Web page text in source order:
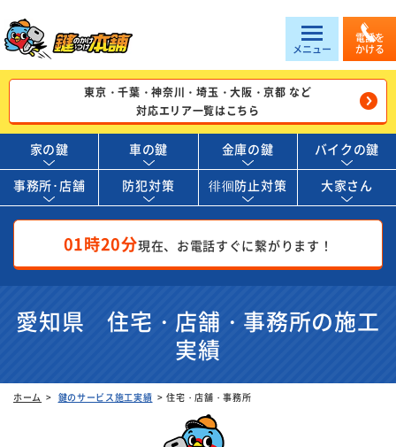
メニュー
電話を
かける
東京・千葉・神奈川・埼玉・大阪・京都 など
対応エリア一覧はこちら
家の鍵 車の鍵 金庫の鍵 バイクの鍵
事務所･店舗 防犯対策 徘徊防止対策 大家さん
01時20分現在、お電話すぐに繋がります！
愛知県 住宅・店舗・事務所の施工
実績
ホーム 鍵のサービス施工実績 住宅・店舗・事務所